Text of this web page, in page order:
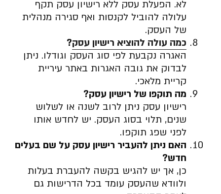
לא. הפעלת עסק ללא רישיון עסק תקף
עלולה להוביל לקנסות ואף סגירה מנהלית
של העסק.
כמה עולה להוציא רישיון עסק?
האגרה נקבעת לפי סוג העסק וגודלו. ניתן
לבדוק את גובה האגרות באתר עיריית
קריית מלאכי.
מה תוקפו של רישיון עסק?
רישיון עסק ניתן לרוב לשנה או לשלוש
שנים, תלוי בסוג העסק. יש לחדש אותו
לפני שפג תוקפו.
האם ניתן להעביר רישיון עסק על שם בעלים
חדש?
כן, אך יש להגיש בקשה להעברת בעלות
ולוודא שהעסק עומד בכל הדרישות גם